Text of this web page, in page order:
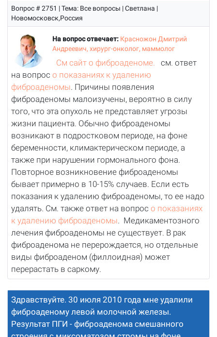
Вопрос # 2751 | Тема: Все вопросы | Светлана |
Новомосковск,Россия
На вопрос отвечает: Красножон Дмитрий
Андреевич, хирург-онколог, маммолог
См сайт о фиброаденоме.
см. ответ
на вопросо показаниях к удалению
фиброаденомы. Причины появления
фиброаденомы малоизучены, вероятно в силу
того, что эта опухоль не представляет угрозы
жизни пациента. Обычно фиброаденомы
возникают в подростковом периоде, на фоне
беременности, климактерическом периоде, а
также при нарушении гормонального фона.
Повторное возникновение фиброаденомы
бывает примерно в 10-15% случаев. Если есть
показания к удалению фиброаденомы, то ее надо
удалять. См. также ответ на вопросо показаниях
к удалению фиброаденомы. Медикаментозного
лечения фиброаденомы не существует. В рак
фиброаденома не перерождается, но отдельные
виды фиброаденом (филлоидная) может
перерастать в саркому.
Здравствуйте. 30 июля 2010 года мне удалили
фиброаденому левой молочной железы.
Результат ПГИ - фиброаденома смешанного